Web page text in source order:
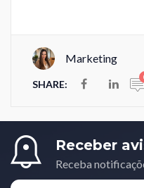
Marketing
SHARE:
Receber
Receba